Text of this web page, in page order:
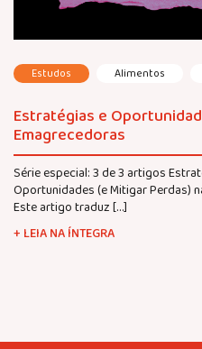
Estudos Alimentos
Estratégias e
Emagrecedoras
Série especial: 3 de 3 artigos
Oportunidades (e Mitigar Perdas)
Este artigo traduz […]
+ LEIA NA ÍNTEGRA